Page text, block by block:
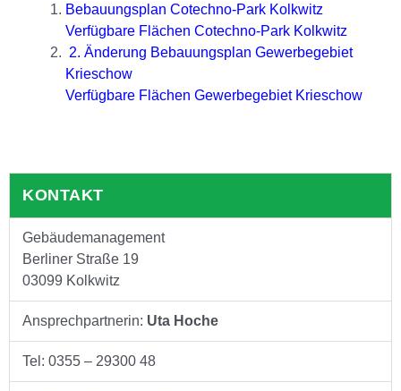
Bebauungsplan Cotechno-Park Kolkwitz
Verfügbare Flächen Cotechno-Park Kolkwitz
2. Änderung Bebauungsplan Gewerbegebiet
Krieschow
Verfügbare Flächen Gewerbegebiet Krieschow
KONTAKT
Gebäudemanagement
Berliner Straße 19
03099 Kolkwitz
Ansprechpartnerin: Uta Hoche
Tel: 0355 – 29300 48